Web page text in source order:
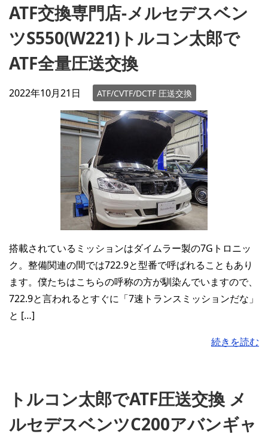
ATF交換専門店-メルセデスベン
ツS550(W221)トルコン太郎で
ATF全量圧送交換
2022年10月21日 ATF/CVTF/DCTF 圧送交換
搭載されているミッションはダイムラー製の7Gトロニッ
ク。整備関連の間では722.9と型番で呼ばれることもあり
ます。僕たちはこちらの呼称の方が馴染んでいますので、
722.9と言われるとすぐに「7速トランスミッションだな」
と […]
続きを読む
トルコン太郎でATF圧送交換 メ
ルセデスベンツC200アバンギャ